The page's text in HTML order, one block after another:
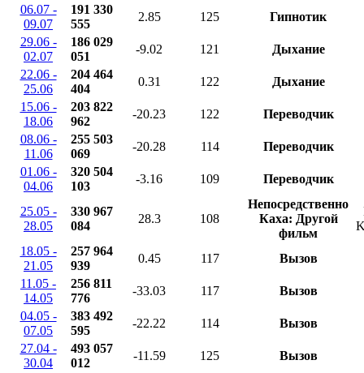
06.07 -
09.07
191 330
555
2.85 125
Гипнотик
29.06 -
02.07
186 029
051
-9.02 121
Дыхание
22.06 -
25.06
204 464
404
0.31 122
Дыхание
15.06 -
18.06
203 822
962
-20.23 122
Переводчик
08.06 -
11.06
255 503
069
-20.28 114
Переводчик
01.06 -
04.06
320 504
103
-3.16 109 Переводчик
25.05 -
28.05
330 967
084
28.3 108
Непосредственно
Каха: Другой
фильм
18.05 -
21.05
257 964
939
0.45 117
Вызов
11.05 -
14.05
256 811
776
-33.03 117
Вызов
04.05 -
07.05
383 492
595
-22.22 114
Вызов
27.04 -
30.04
493 057
012
-11.59 125
Вызов